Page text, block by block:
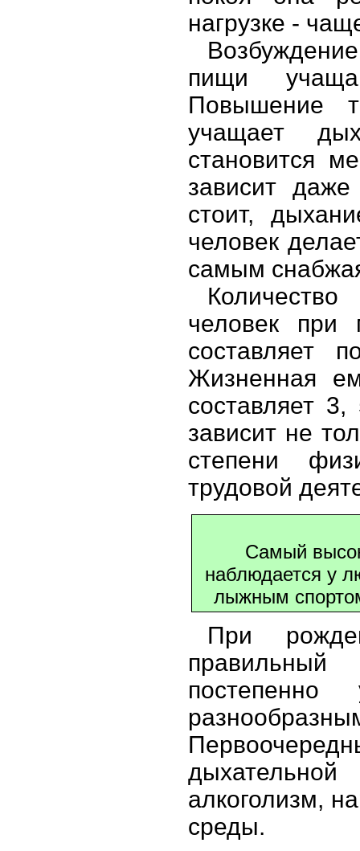
нагрузке -
пищи
Повышение
учащает
становится
зависит
стоит,
человек
самым
человек при
составляет
Жизненная
составляет
зависит не
степени
трудовой
Самый
наблюдается у
лыжным
При
дыхательной
алкоголизм,
среды.